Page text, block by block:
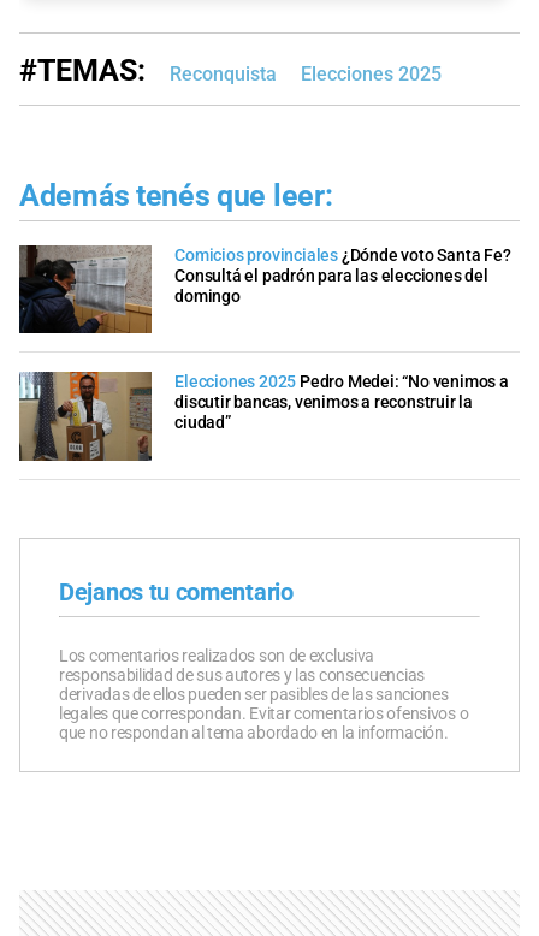
#TEMAS: Reconquista Elecciones 2025
Además tenés que leer:
Comicios provinciales¿Dónde voto Santa Fe?
Consultá el padrón para las elecciones del
domingo
Elecciones 2025 Pedro Medei: “No venimos a
discutir bancas, venimos a reconstruir la
ciudad”
Dejanos tu comentario
Los comentarios realizados son de exclusiva
responsabilidad de sus autores y las consecuencias
derivadas de ellos pueden ser pasibles de las sanciones
legales que correspondan. Evitar comentarios ofensivos o
que no respondan al tema abordado en la información.